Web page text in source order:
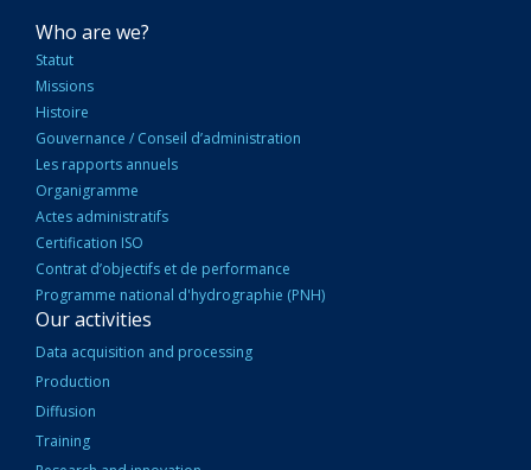
NAVIGATION
PRINCIPALE
Who are we?
Statut
Missions
Histoire
Gouvernance / Conseil d’administration
Les rapports annuels
Organigramme
Actes administratifs
Certification ISO
Contrat d’objectifs et de performance
Programme national d'hydrographie (PNH)
Our activities
Data acquisition and processing
Production
Diffusion
Training